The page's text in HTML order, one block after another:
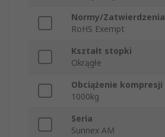
Normy/Zatwierdzenia
RoHS Exempt
Kształt stopki
Okrągłe
Obciążenie kompresji
1000kg
Seria
Sunnex AM